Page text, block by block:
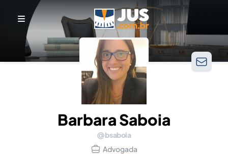
Barbara Saboia
bsaboia
Advogada